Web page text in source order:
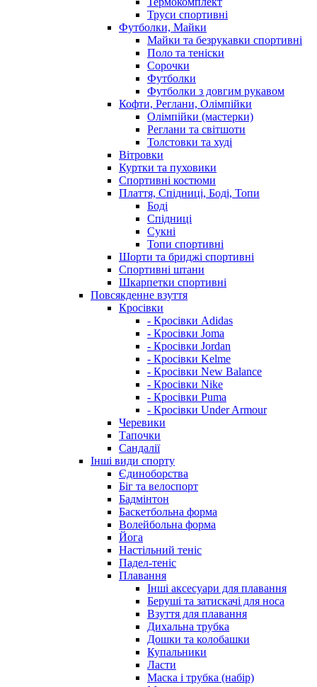
Труси спортивні
Футболки, Майки
Майки та безрукавки спортивні
Поло та теніски
Сорочки
Футболки
Футболки з довгим рукавом
Кофти, Реглани, Олімпійки
Олімпійки (мастерки)
Реглани та світшоти
Толстовки та худі
Вітровки
Куртки та пуховики
Спортивні костюми
Плаття, Спідниці, Боді, Топи
Боді
Спідниці
Сукні
Топи спортивні
Шорти та бриджі спортивні
Спортивні штани
Шкарпетки спортивні
Повсякденне взуття
Кросівки
- Кросівки Adidas
- Кросівки Joma
- Кросівки Jordan
- Кросівки Kelme
- Кросівки New Balance
- Кросівки Nike
- Кросівки Puma
- Кросівки Under Armour
Черевики
Тапочки
Сандалії
Інші види спорту
Єдиноборства
Біг та велоспорт
Бадмінтон
Баскетбольна форма
Волейбольна форма
Йога
Настільний теніс
Падел-теніс
Плавання
Інші аксесуари для плавання
Беруші та затискачі для носа
Взуття для плавання
Дихальна трубка
Дошки та колобашки
Купальники
Ласти
Маска і трубка (набір)